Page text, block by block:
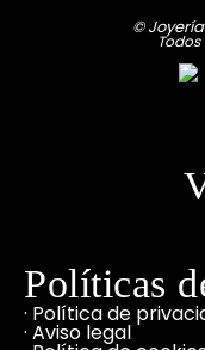
©
Políticas
· Política de
· Aviso legal